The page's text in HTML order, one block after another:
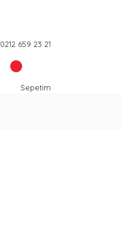
0212 659 23 21
Sepetim